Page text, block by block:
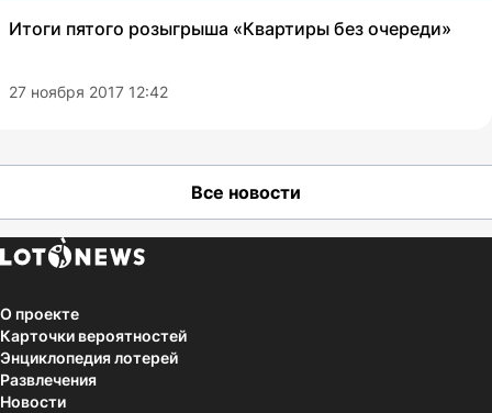
Итоги пятого розыгрыша «Квартиры без очереди»
27 ноября 2017 12:42
Все новости
О проекте
Карточки вероятностей
Энциклопедия лотерей
Развлечения
Новости